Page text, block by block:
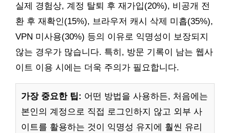
실제 경험상, 계정 탈퇴 후 재가입(20%), 비공개 전
환 후 재확인(15%), 브라우저 캐시 삭제 미흡(35%),
VPN 미사용(30%) 등의 이유로 익명성이 보장되지
않는 경우가 많습니다. 특히, 방문 기록이 남는 웹사
이트 이용 시에는 더욱 주의가 필요합니다.
가장 중요한 팁: 어떤 방법을 사용하든, 처음에는
본인의 계정으로 직접 로그인하지 않고 외부 사
이트를 활용하는 것이 익명성 유지에 훨씬 유리